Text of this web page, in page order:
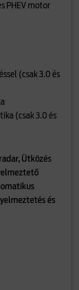
PHEV motor
(csak 3.0 és
(csak 3.0 és
Ütközés
és